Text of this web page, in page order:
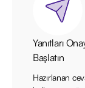
Yanıtları
Başlatın
Hazırlanan